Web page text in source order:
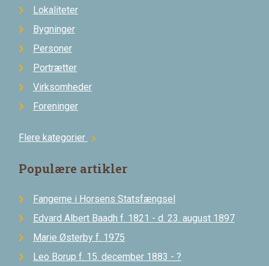
Lokaliteter
Bygninger
Personer
Portrætter
Virksomheder
Foreninger
Flere kategorier chevron_right
Populære artikler
Fangerne i Horsens Statsfængsel
Edvard Albert Baadh f. 1821 - d. 23. august 1897
Marie Østerby f. 1975
Leo Borup f. 15. december 1883 - ?